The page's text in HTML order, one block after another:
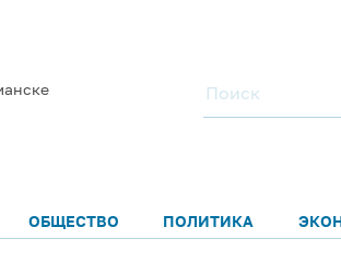
ОБЩЕСТВО ПОЛИТИКА